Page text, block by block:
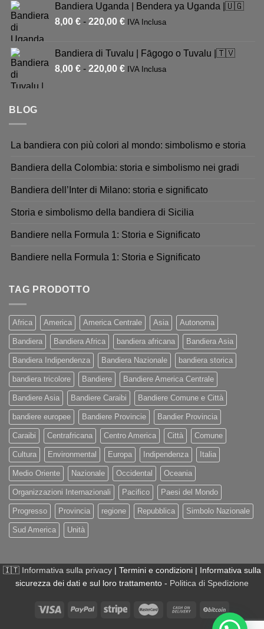
Bandiera Uganda | Bendera ya Uganda |🇺🇬
8,00 € - 220,00 € IVA Inclusa
Bandiera di Tuvalu | Fāgogo o Tuvalu |🇹🇻
8,00 € - 220,00 € IVA Inclusa
BLOG
La bandiera con più colori al mondo: simbolismo e storia
Bandiera della Colombia: storia e simbolismo nei gradi
Bandiera dell’Inter di Milano: storia e significato
Storia e simbolismo della bandiera di Sicilia
Bandiere nella Formula 1: Storia e Significato
Bandiere nella Formula 1: Storia e Significato
TAG PRODOTTO
Africa America America Centrale Asia Autonoma
Bandiera Bandiera Africa bandiera africana Bandiera Asia
Bandiera Indipendenza Bandiera Nazionale bandiera storica
bandiera tricolore Bandiere Bandiere America Centrale
Bandiere Asia Bandiere Caraibi Bandiere Comune e Città
bandiere europee Bandiere Provincie Bandier Provincia
Caraibi Centrafricana Centro America Città Comune
Cultura Environmental Europa Indipendenza Italia
Medio Oriente Nazionale Occidental Oceania
Organizzazioni Internazionali Pacifico Paesi del Mondo
Progresso Provincia regione Repubblica Simbolo Nazionale
Sud America Unità
🇮🇹 Informativa sulla privacy | Termini e condizioni | Informativa sulla
sicurezza dei dati e sul loro trattamento - Politica di Spedizione